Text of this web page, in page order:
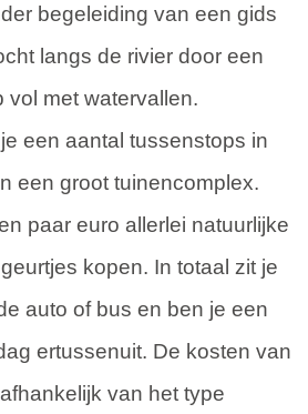
begeleiding van een gids
langs de rivier door een
vol met watervallen.
een aantal tussenstops in
een groot tuinencomplex.
paar euro allerlei natuurlijke
kopen. In totaal zit je
auto of bus en ben je een
ertussenuit. De kosten van
van het type